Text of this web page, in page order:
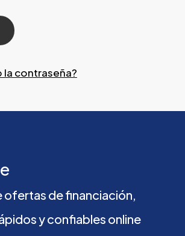
la contraseña?
ofertas definanciación,
yconfiables online